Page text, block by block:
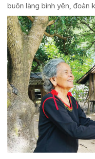
buôn làng bình yên, đoàn